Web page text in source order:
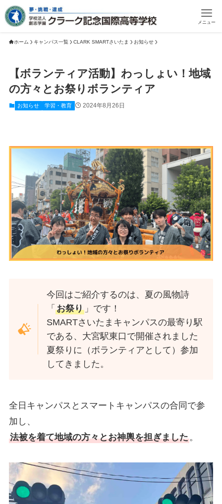
メニュー
ホーム キャンパス一覧 CLARK SMARTさいたま お知らせ
【ボランティア活動】わっしょい！地域
の方々とお祭りボランティア
お知らせ 学習・教育 2024年8月26日
今回はご紹介するのは、夏の風物詩
「お祭り 」です！
SMARTさいたまキャンパスの最寄り駅
である、大宮駅東口で開催されました
夏祭りに（ボランティアとして）参加
してきました。
全日キャンパスとスマートキャンパスの合同で参
加し、
法被を着て地域の方々とお神輿を担ぎました。